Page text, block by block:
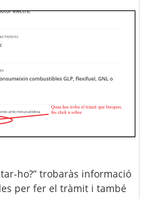
ho?” trobaràs informació
per fer el tràmit i també